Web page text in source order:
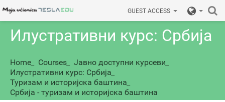
GUEST ACCESS
Илустративни курс: Србија
Home_ Courses_ Јавно доступни курсеви
Илустративни курс: Србија
Туризам и историјска баштина
Србија - туризам и историјска баштина